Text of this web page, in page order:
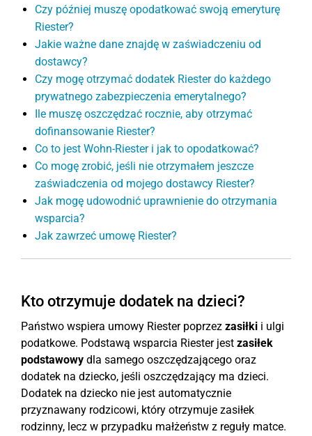
Czy później muszę opodatkować swoją emeryturę
Riester?
Jakie ważne dane znajdę w zaświadczeniu od
dostawcy?
Czy mogę otrzymać dodatek Riester do każdego
prywatnego zabezpieczenia emerytalnego?
Ile muszę oszczędzać rocznie, aby otrzymać
dofinansowanie Riester?
Co to jest Wohn-Riester i jak to opodatkować?
Co mogę zrobić, jeśli nie otrzymałem jeszcze
zaświadczenia od mojego dostawcy Riester?
Jak mogę udowodnić uprawnienie do otrzymania
wsparcia?
Jak zawrzeć umowę Riester?
Kto otrzymuje dodatek na dzieci?
Państwo wspiera umowy Riester poprzez zasiłki i ulgi
podatkowe. Podstawą wsparcia Riester jest zasiłek
podstawowy dla samego oszczędzającego oraz
dodatek na dziecko, jeśli oszczędzający ma dzieci.
Dodatek na dziecko nie jest automatycznie
przyznawany rodzicowi, który otrzymuje zasiłek
rodzinny, lecz w przypadku małżeństw z reguły matce.